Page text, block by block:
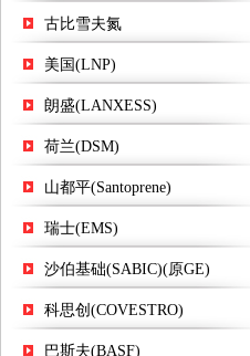
古比雪夫氮
美国(LNP)
朗盛(LANXESS)
荷兰(DSM)
山都平(Santoprene)
瑞士(EMS)
沙伯基础(SABIC)(原GE)
科思创(COVESTRO)
巴斯夫(BASF)